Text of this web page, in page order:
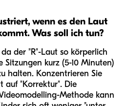
wenn es den Laut
Was soll ich tun?
der "R"-Laut so körperlich
Sitzungen kurz (5-10 Minuten)
halten. Konzentrieren Sie
auf "Korrektur". Die
Methode kann